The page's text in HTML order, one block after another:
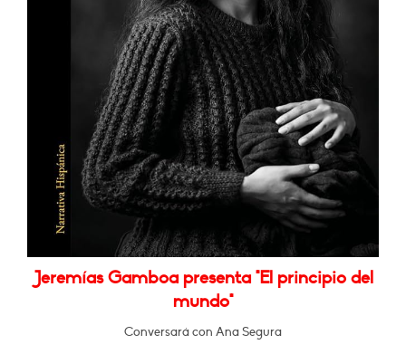
Jeremías Gamboa presenta "El principio del
mundo"
Conversará con Ana Segura